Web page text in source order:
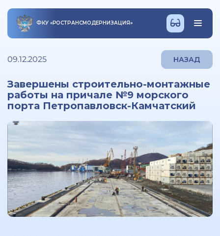
ФКУ «РОСТРАНСМОДЕРНИЗАЦИЯ»
09.12.2025 НАЗАД
Завершены строительно-монтажные
работы на причале №9 морского
порта Петропавловск-Камчатский